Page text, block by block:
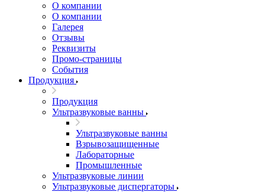
О компании
О компании
Галерея
Отзывы
Реквизиты
Промо-страницы
События
Продукция
Продукция
Ультразвуковые ванны
Ультразвуковые ванны
Взрывозащищенные
Лабораторные
Промышленные
Ультразвуковые линии
Ультразвуковые диспергаторы